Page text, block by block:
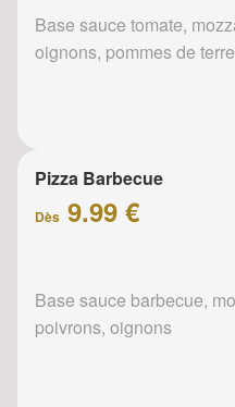
Base sauce tomate,
oignons, pommes de terre
Pizza Barbecue
Dès 9.99 €
Base sauce barbecue,
poivrons, oignons